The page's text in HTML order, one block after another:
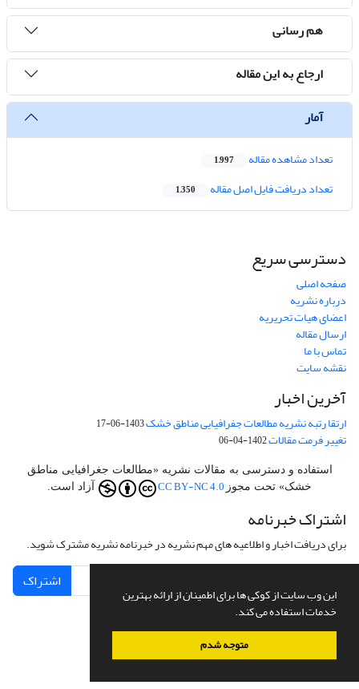
این وب سایت از کوکی ها برای اطمینان از ارائه بهترین
خدمات استفاده می کند.
متوجه شدم
هم رسانی
ارجاع به این مقاله
آمار
تعداد مشاهده مقاله 1,997
تعداد دریافت فایل اصل مقاله 1,350
دسترسی سریع
صفحه اصلی
درباره نشریه
اعضای هیات تحریریه
ارسال مقاله
تماس با ما
نقشه سایت
آخرین اخبار
ارتقا رتبه نشریه مطالعات جفرافیایی مناطق خشک1403-06-17
تغییر فرمت مقالات1402-04-06
استفاده و دسترسی به مقالات نشریه «مطالعات جغرافیایی مناطق
خشک» تحت مجوز CC BY-NC 4.0 آزاد است.
اشتراک خبرنامه
برای دریافت اخبار و اطلاعیه های مهم نشریه در خبرنامه نشریه مشترک شوید.
اشتراک
سامانه مدیریت نشریات علمی.طراحی و پیاده سازی ازسیناوب